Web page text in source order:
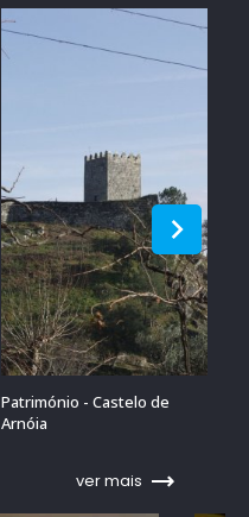
Património - Castelo de
Arnóia
ver mais